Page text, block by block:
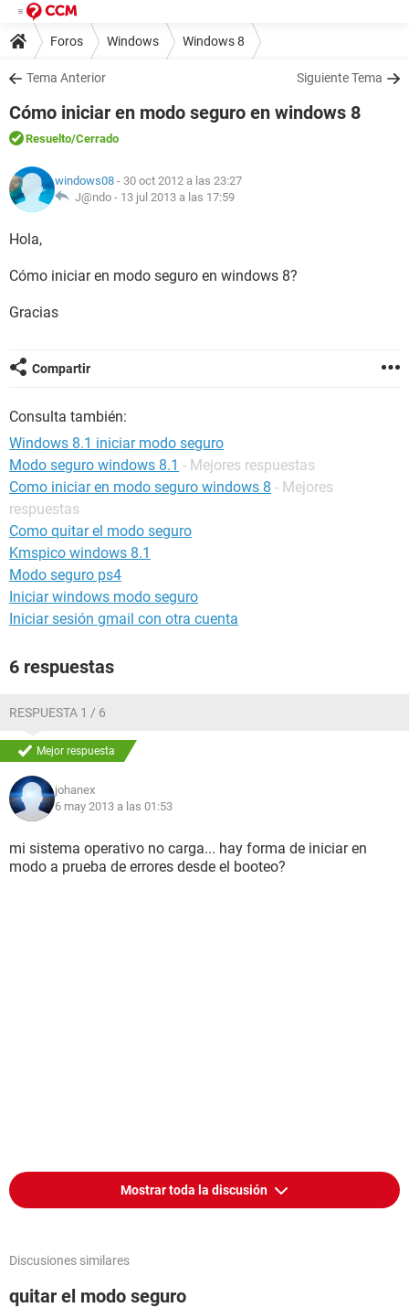
Foros Windows Windows 8
Tema Anterior Siguiente Tema
Cómo iniciar en modo seguro en windows 8
Resuelto/Cerrado
windows08 - 30 oct 2012 a las 23:27
J@ndo - 13 jul 2013 a las 17:59
Hola,
Cómo iniciar en modo seguro en windows 8?
Gracias
Compartir
Consulta también:
Windows 8.1 iniciar modo seguro
Modo seguro windows 8.1 - Mejores respuestas
Como iniciar en modo seguro windows 8 - Mejores
respuestas
Como quitar el modo seguro
Kmspico windows 8.1
Modo seguro ps4
Iniciar windows modo seguro
Iniciar sesión gmail con otra cuenta
6 respuestas
RESPUESTA 1 / 6
Mejor respuesta
johanex
6 may 2013 a las 01:53
mi sistema operativo no carga... hay forma de iniciar en
modo a prueba de errores desde el booteo?
Mostrar toda la discusión
Discusiones similares
quitar el modo seguro